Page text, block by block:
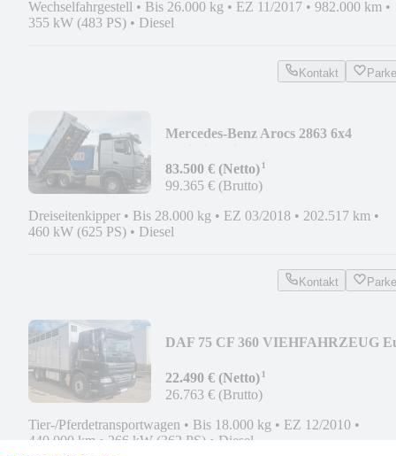
Wechselfahrgestell • Bis 26.000 kg • EZ 11/2017 • 982.000 km •
355 kW (483 PS) • Diesel
Kontakt
Mercedes-Benz Arocs 2863 6x4
83.500 € (Netto)¹
99.365 € (Brutto)
Dreiseitenkipper • Bis 28.000 kg • EZ 03/2018 • 202.517 km •
460 kW (625 PS) • Diesel
Kontakt
DAF 75 CF 360 VIEHFAHRZEUG
22.490 € (Netto)¹
26.763 € (Brutto)
Tier-/Pferdetransportwagen • Bis 18.000 kg • EZ 12/2010 •
440.000 km • 266 kW (362 PS) • Diesel